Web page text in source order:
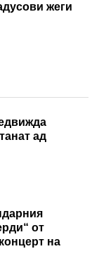
жеги
ад
от
на